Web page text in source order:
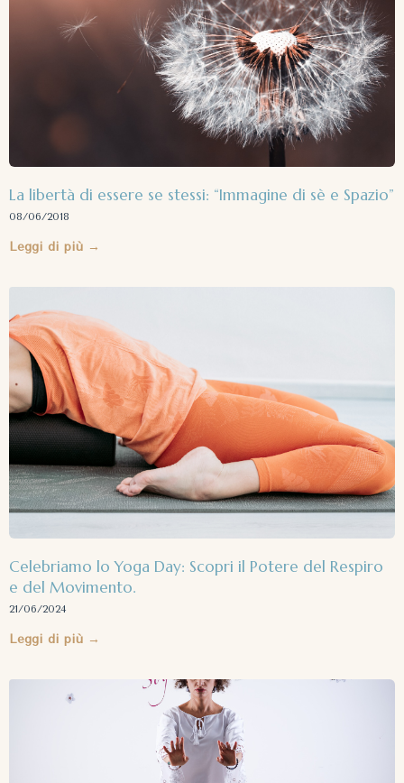
La libertà di essere se stessi: “Immagine di sè e Spazio”
08/06/2018
Leggi di più →
Celebriamo lo Yoga Day: Scopri il Potere del Respiro
e del Movimento.
21/06/2024
Leggi di più →